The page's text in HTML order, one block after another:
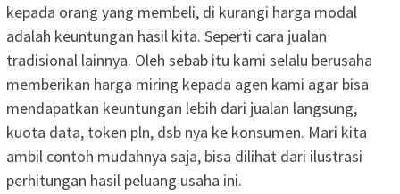
kepada orang yang membeli, di kurangi harga modal
adalah keuntungan hasil kita. Seperti cara jualan
tradisional lainnya. Oleh sebab itu kami selalu berusaha
memberikan harga miring kepada agen kami agar bisa
mendapatkan keuntungan lebih dari jualan langsung,
kuota data, token pln, dsb nya ke konsumen. Mari kita
ambil contoh mudahnya saja, bisa dilihat dari ilustrasi
perhitungan hasil peluang usaha ini.